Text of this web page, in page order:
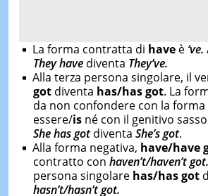
La forma contratta di haveè ‘ve.
They have diventa They’ve.
Alla terza persona singolare, il
gotdiventa has/has got. La
da non confondere con la
essere/isné con il genitivo
She hasgotdiventa She’sgot.
Alla forma negativa, have/have
contratto con haven’t/haven’t got.
persona singolare has/has got
hasn’t/hasn’t got.